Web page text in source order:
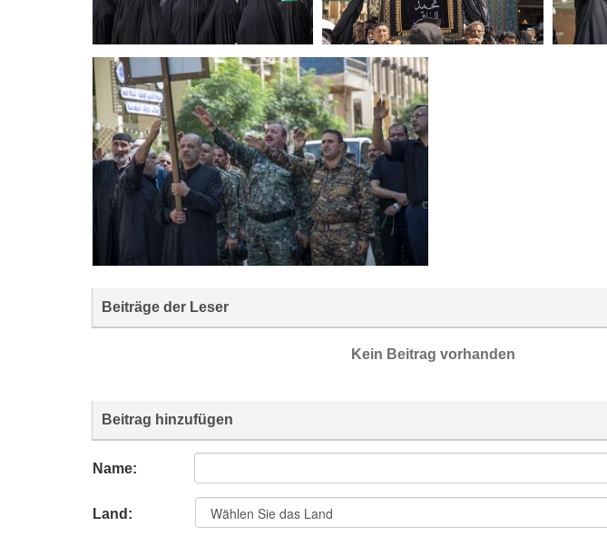
Beiträge der Leser
Kein Beitrag vorhanden
Beitrag hinzufügen
Name:
Land: